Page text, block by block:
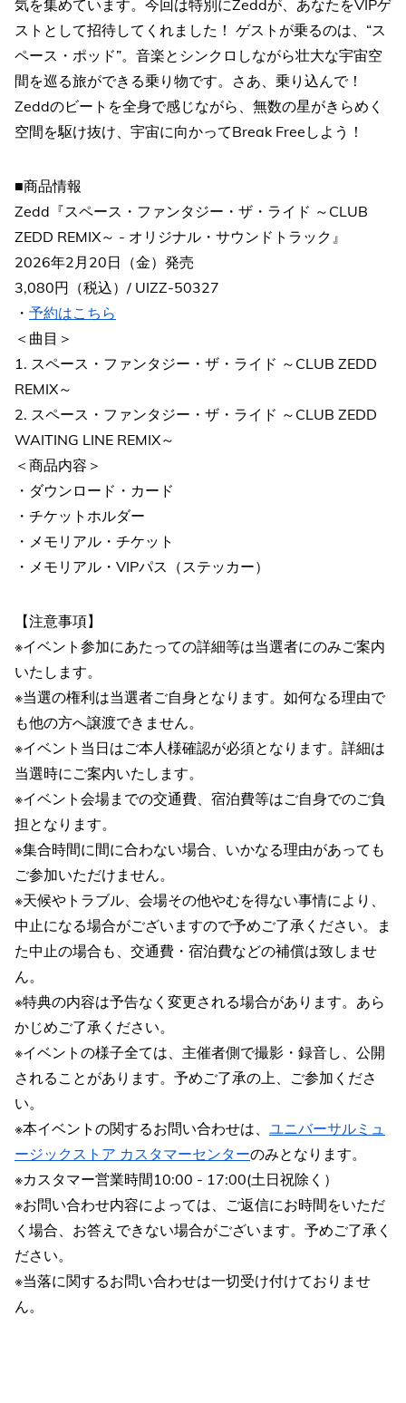
気を集めています。今回は特別にZeddが、あなたをVIPゲ
ストとして招待してくれました！ ゲストが乗るのは、“ス
ペース・ポッド”。音楽とシンクロしながら壮大な宇宙空
間を巡る旅ができる乗り物です。さあ、乗り込んで！
Zeddのビートを全身で感じながら、無数の星がきらめく
空間を駆け抜け、宇宙に向かってBreak Freeしよう！
■商品情報
Zedd『スペース・ファンタジー・ザ・ライド ～CLUB
ZEDD REMIX～ - オリジナル・サウンドトラック』
2026年2月20日（金）発売
3,080円（税込）/ UIZZ-50327
・ 予約はこちら
＜曲目＞
1. スペース・ファンタジー・ザ・ライド ～CLUB ZEDD
REMIX～
2. スペース・ファンタジー・ザ・ライド ～CLUB ZEDD
WAITING LINE REMIX～
＜商品内容＞
・ダウンロード・カード
・チケットホルダー
・メモリアル・チケット
・メモリアル・VIPパス（ステッカー）
【注意事項】
※イベント参加にあたっての詳細等は当選者にのみご案内
いたします。
※当選の権利は当選者ご自身となります。如何なる理由で
も他の方へ譲渡できません。
※イベント当日はご本人様確認が必須となります。詳細は
当選時にご案内いたします。
※イベント会場までの交通費、宿泊費等はご自身でのご負
担となります。
※集合時間に間に合わない場合、いかなる理由があっても
ご参加いただけません。
※天候やトラブル、会場その他やむを得ない事情により、
中止になる場合がございますので予めご了承ください。ま
た中止の場合も、交通費・宿泊費などの補償は致しませ
ん。
※特典の内容は予告なく変更される場合があります。あら
かじめご了承ください。
※イベントの様子全ては、主催者側で撮影・録音し、公開
されることがあります。予めご了承の上、ご参加くださ
い。
※本イベントの関するお問い合わせは、 ユニバーサルミュ
ージックストア カスタマーセンターのみとなります。
※カスタマー営業時間10:00 - 17:00(土日祝除く）
※お問い合わせ内容によっては、ご返信にお時間をいただ
く場合、お答えできない場合がございます。予めご了承く
ださい。
※当落に関するお問い合わせは一切受け付けておりませ
ん。